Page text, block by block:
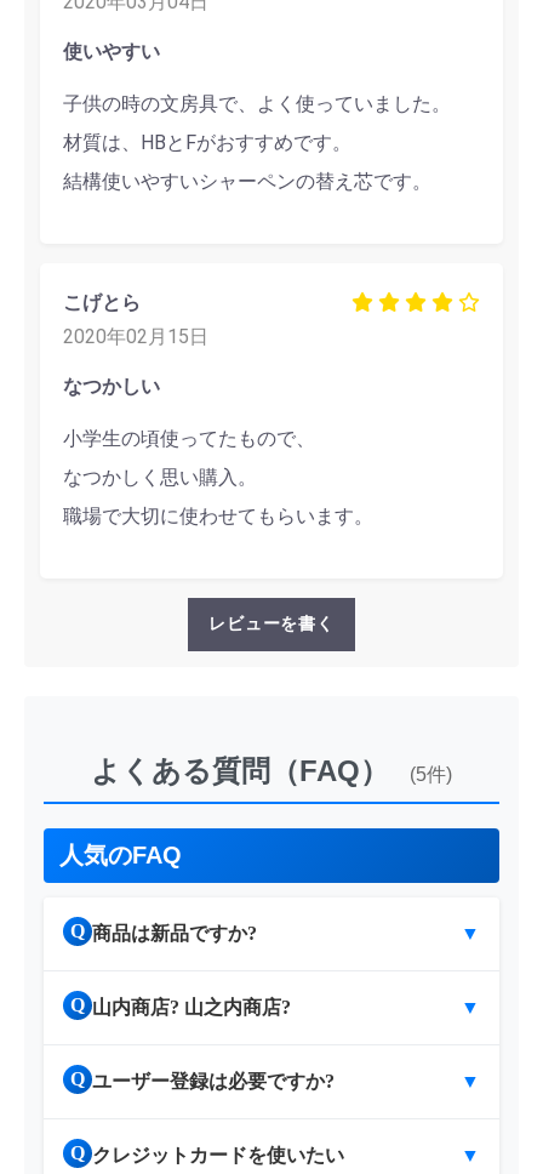
使いやすい
子供の時の文房具で、よく使っていました。
材質は、HBとFがおすすめです。
結構使いやすいシャーペンの替え芯です。
こげとら
2020年02月15日
なつかしい
小学生の頃使ってたもので、
なつかしく思い購入。
職場で大切に使わせてもらいます。
レビューを書く
よくある質問（FAQ） (5件)
人気のFAQ
Q 商品は新品ですか? ▼
Q 山内商店? 山之内商店? ▼
Q ユーザー登録は必要ですか? ▼
Q クレジットカードを使いたい ▼